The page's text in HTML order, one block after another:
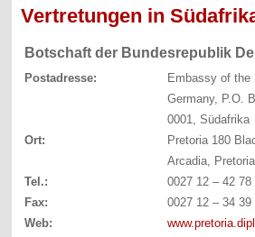
Vertretungen in
Botschaft der Bundesrepublik
Postadresse:
Embassy of the
Germany, P.O.
0001, Südafrika
Ort:
Pretoria 180
Arcadia,
Tel.:
0027 12 – 42 78
Fax:
0027 12 – 34 39
Web: